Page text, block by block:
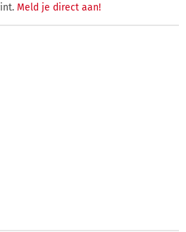
Meld je direct aan!